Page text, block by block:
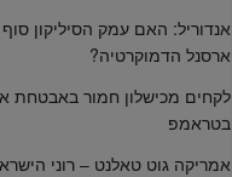
אנדוריל: האם עמק הסיליקון
ארסנל הדמוקרטיה?
לקחים מכישלון חמור באבטחת
בטראמפ